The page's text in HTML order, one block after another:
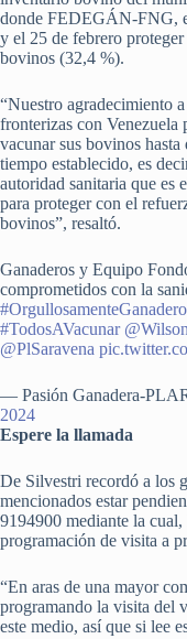
donde FEDEGÁN-FNG,
y el 25 de febrero
bovinos (32,4 %).
“Nuestro agradecimiento
fronterizas con
vacunar sus bovinos hasta
tiempo establecido, es
autoridad sanitaria que es
para proteger con el
bovinos”, resaltó.
Ganaderos y Equipo
comprometidos con la
#TodosAVacunar
@PlSaravena
— Pasión Ganadera-
2024
Espere la llamada
De Silvestri recordó a los
mencionados estar
9194900 mediante la
programación de visita a
“En aras de una mayor
programando la visita del
este medio, así que si lee